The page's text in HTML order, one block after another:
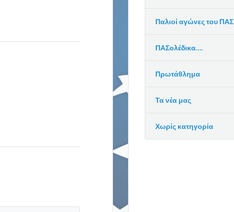
Παλιοί αγώνες του ΠΑΣ
ΠΑΣολέδικα….
Πρωτάθλημα
Τα νέα μας
Χωρίς κατηγορία